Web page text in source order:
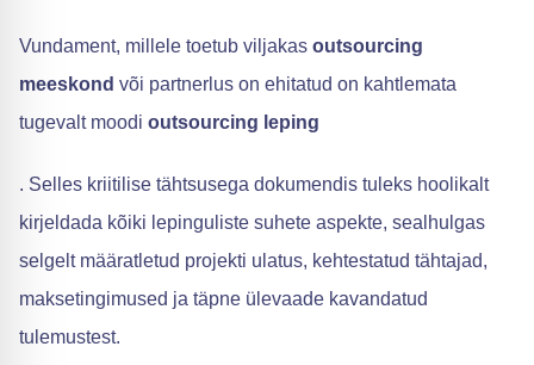
Vundament, millele toetub viljakas outsourcing
meeskond või partnerlus on ehitatud on kahtlemata
tugevalt moodi outsourcing leping
. Selles kriitilise tähtsusega dokumendis tuleks hoolikalt
kirjeldada kõiki lepinguliste suhete aspekte, sealhulgas
selgelt määratletud projekti ulatus, kehtestatud tähtajad,
maksetingimused ja täpne ülevaade kavandatud
tulemustest.